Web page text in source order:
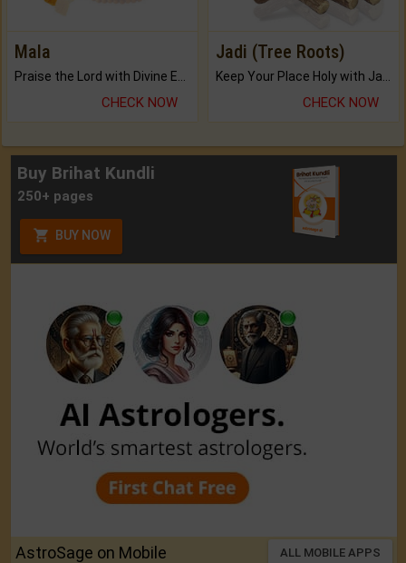
Mala
CHECK NOW
Jadi (Tree Roots)
CHECK NOW
Buy Brihat Kundli
250+ pages
BUY NOW
AstroSage on Mobile ALL MOBILE APPS